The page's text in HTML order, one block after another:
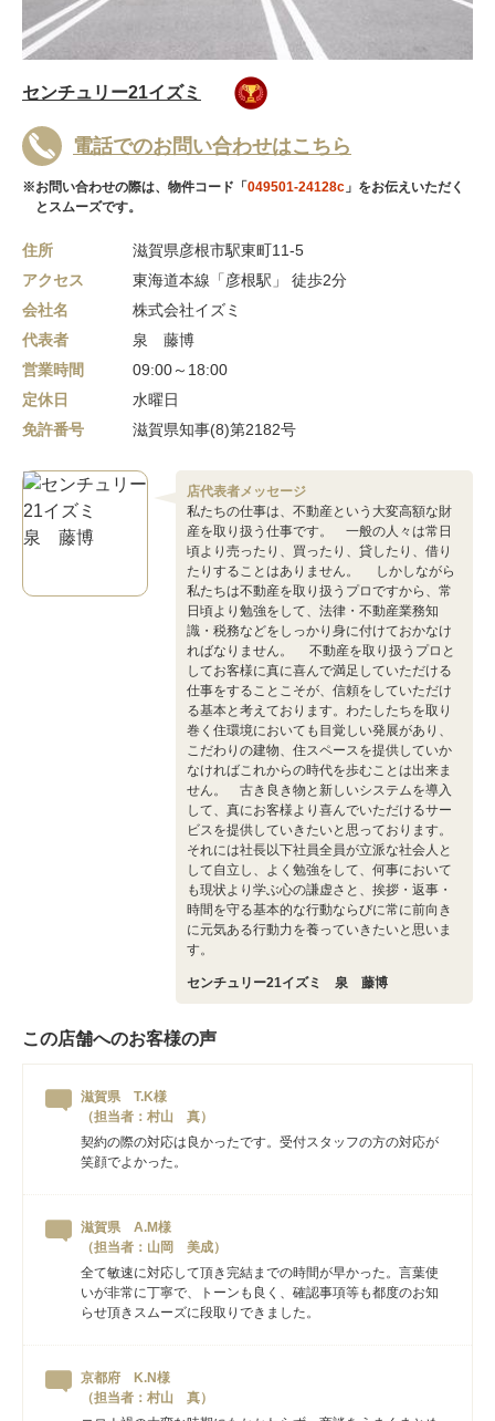
センチュリー21イズミ
電話でのお問い合わせはこちら
※お問い合わせの際は、物件コード「 049501-24128c 」をお伝えいただく
とスムーズです。
住所
滋賀県彦根市駅東町11-5
アクセス
東海道本線「彦根駅」 徒歩2分
会社名
株式会社イズミ
代表者
泉 藤博
営業時間
09:00～18:00
定休日
水曜日
免許番号
滋賀県知事(8)第2182号
店代表者メッセージ
私たちの仕事は、不動産という大変高額な財
産を取り扱う仕事です。 一般の人々は常日
頃より売ったり、買ったり、貸したり、借り
たりすることはありません。 しかしながら
私たちは不動産を取り扱うプロですから、常
日頃より勉強をして、法律・不動産業務知
識・税務などをしっかり身に付けておかなけ
ればなりません。 不動産を取り扱うプロと
してお客様に真に喜んで満足していただける
仕事をすることこそが、信頼をしていただけ
る基本と考えております。わたしたちを取り
巻く住環境においても目覚しい発展があり、
こだわりの建物、住スペースを提供していか
なければこれからの時代を歩むことは出来ま
せん。 古き良き物と新しいシステムを導入
して、真にお客様より喜んでいただけるサー
ビスを提供していきたいと思っております。
それには社長以下社員全員が立派な社会人と
して自立し、よく勉強をして、何事において
も現状より学ぶ心の謙虚さと、挨拶・返事・
時間を守る基本的な行動ならびに常に前向き
に元気ある行動力を養っていきたいと思いま
す。
センチュリー21イズミ 泉 藤博
この店舗へのお客様の声
滋賀県 T.K様
（担当者：村山 真）
契約の際の対応は良かったです。受付スタッフの方の対応が
笑顔でよかった。
滋賀県 A.M様
（担当者：山岡 美成）
全て敏速に対応して頂き完結までの時間が早かった。言葉使
いが非常に丁寧で、トーンも良く、確認事項等も都度のお知
らせ頂きスムーズに段取りできました。
京都府 K.N様
（担当者：村山 真）